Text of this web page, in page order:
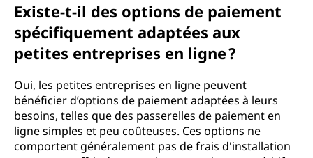
Existe-t-il des options de paiement
spécifiquement adaptées aux
petites entreprises en ligne ?
Oui, les petites entreprises en ligne peuvent
bénéficier d’options de paiement adaptées à leurs
besoins, telles que des passerelles de paiement en
ligne simples et peu coûteuses. Ces options ne
comportent généralement pas de frais d'installation